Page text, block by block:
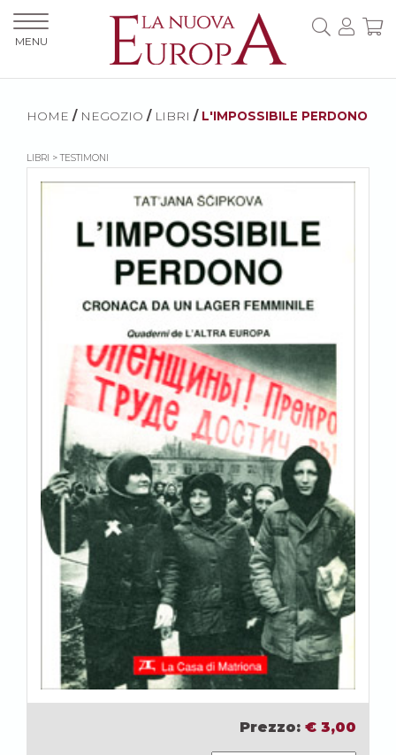
HOME / NEGOZIO / LIBRI / L'IMPOSSIBILE PERDONO
LIBRI > TESTIMONI
Prezzo: € 3,00
MENU